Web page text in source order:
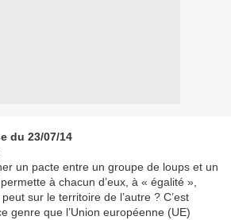
du 23/07/14
un pacte entre un groupe de loups et un
à chacun d’eux, à « égalité »,
sur le territoire de l’autre ? C’est
genre que l’Union européenne (UE)